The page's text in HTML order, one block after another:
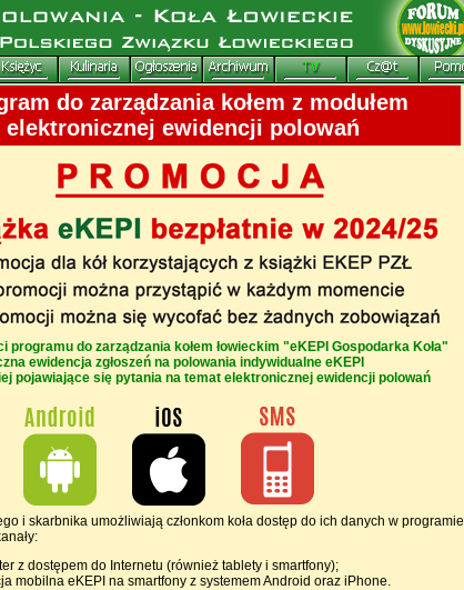
do zarządzania kołem z modułem
elektronicznej ewidencji polowań
programu do zarządzania kołem łowieckim "eKEPI Gospodarka Koła"
ewidencja zgłoszeń na polowania indywidualne eKEPI
pojawiające się pytania na temat elektronicznej ewidencji polowań
i skarbnika umożliwiają członkom koła dostęp do ich danych w programie
z dostępem do Internetu (również tablety i smartfony);
mobilna eKEPI na smartfony z systemem Android oraz iPhone.